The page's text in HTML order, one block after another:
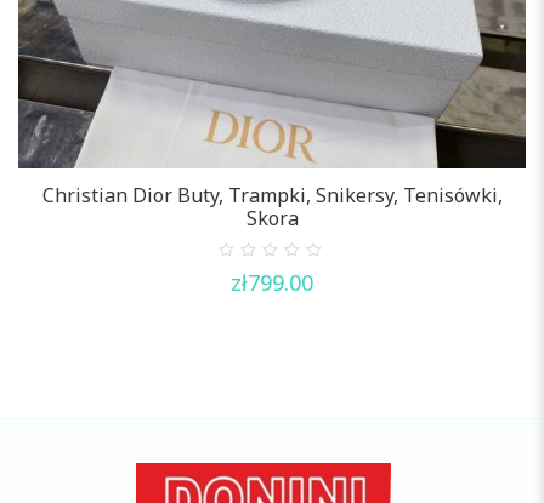
Christian Dior Buty, Trampki, Snikersy, Tenisówki,
Skora
out
zł799.00